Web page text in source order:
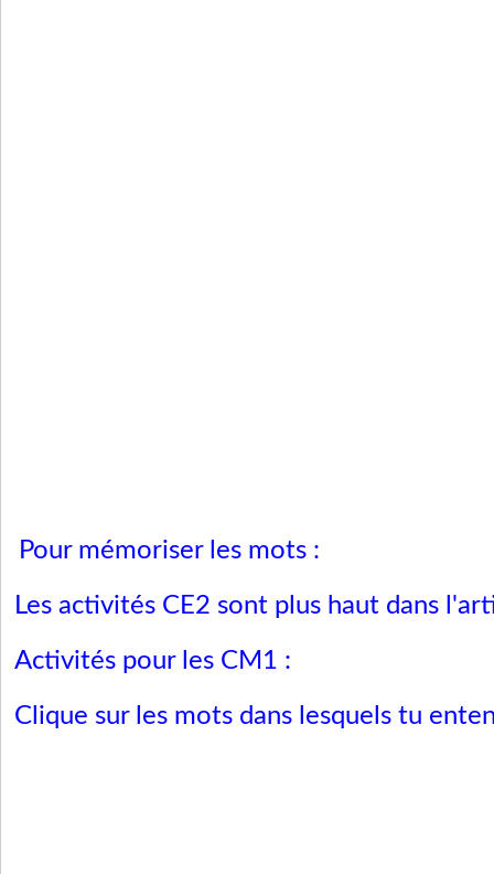
Pour mémoriser les mots :
Les activités CE2 sont plus haut dans
Activités pour les CM1 :
Clique sur les mots dans lesquels tu